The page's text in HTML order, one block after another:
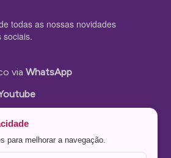
todas as nossas novidades
sociais.
viaWhatsApp
Instagram
para melhorar a navegação.